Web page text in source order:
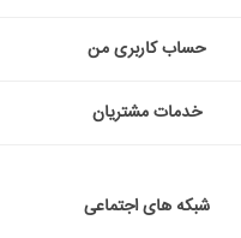
حساب کاربری من
خدمات مشتریان
شبکه های اجتماعی